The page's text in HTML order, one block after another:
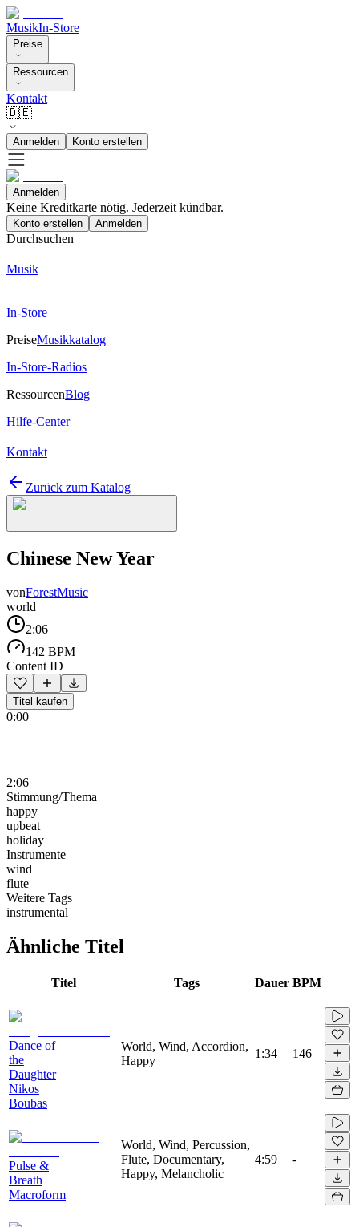
MusikIn-Store
Preise
Ressourcen
Kontakt
🇩🇪
Anmelden Konto erstellen
Anmelden
Keine Kreditkarte nötig. Jederzeit kündbar.
Konto erstellen Anmelden
Durchsuchen
Musik
In-Store
PreiseMusikkatalog
In-Store-Radios
RessourcenBlog
Hilfe-Center
Kontakt
Zurück zum Katalog
Chinese New Year
vonForestMusic
world
2:06
142 BPM
Content ID
Titel kaufen
0:00
2:06
Stimmung/Thema
happy
upbeat
holiday
Instrumente
wind
flute
Weitere Tags
instrumental
Ähnliche Titel
Titel Tags Dauer BPM
Dance of
the
Daughter
Nikos
Boubas
World, Wind, Accordion,
Happy
1:34 146
Pulse &
Breath
Macroform
World, Wind, Percussion,
Flute, Documentary,
Happy, Melancholic
4:59 -